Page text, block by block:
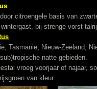
citroengele basis van
bij strenge vorst
Tasmanië, Nieuw-Zeeland,
natte gebieden.
vroeg voorjaar of najaar,
van kleur.